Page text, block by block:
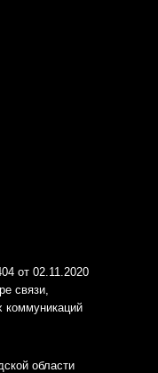
от 02.11.2020
связи,
коммуникаций
области